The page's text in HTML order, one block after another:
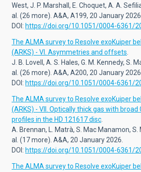
West, J. P. Marshall, E. Choquet, A. A.
al. (26 more). A&A, A199, 20 January 2026.
DOI: https://doi.org/10.1051/0004-6361/
The ALMA survey to Resolve exoKuiper
(ARKS) - VI. Asymmetries and offsets
J. B. Lovell, A. S. Hales, G. M. Kennedy, S.
al. (26 more). A&A, A200, 20 January 2026.
DOI: https://doi.org/10.1051/0004-6361/
The ALMA survey to Resolve exoKuiper
(ARKS) - VII. Optically thick gas with broad
profiles in the HD 121617 disc
A. Brennan, L. Matrà, S. Mac Manamon, S.
al. (17 more). A&A, 20 January 2026.
DOI: https://doi.org/10.1051/0004-6361/
The ALMA survey to Resolve exoKuiper